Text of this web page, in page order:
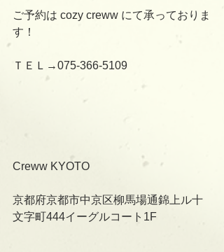
ご予約は cozy creww にて承っておりま
す！
ＴＥＬ→075-366-5109
Creww KYOTO
京都府京都市中京区柳馬場通錦上ル十
文字町444イーグルコート1F